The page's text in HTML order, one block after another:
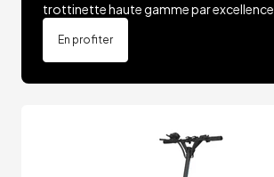
trottinette haute gamme par excellence.
En profiter